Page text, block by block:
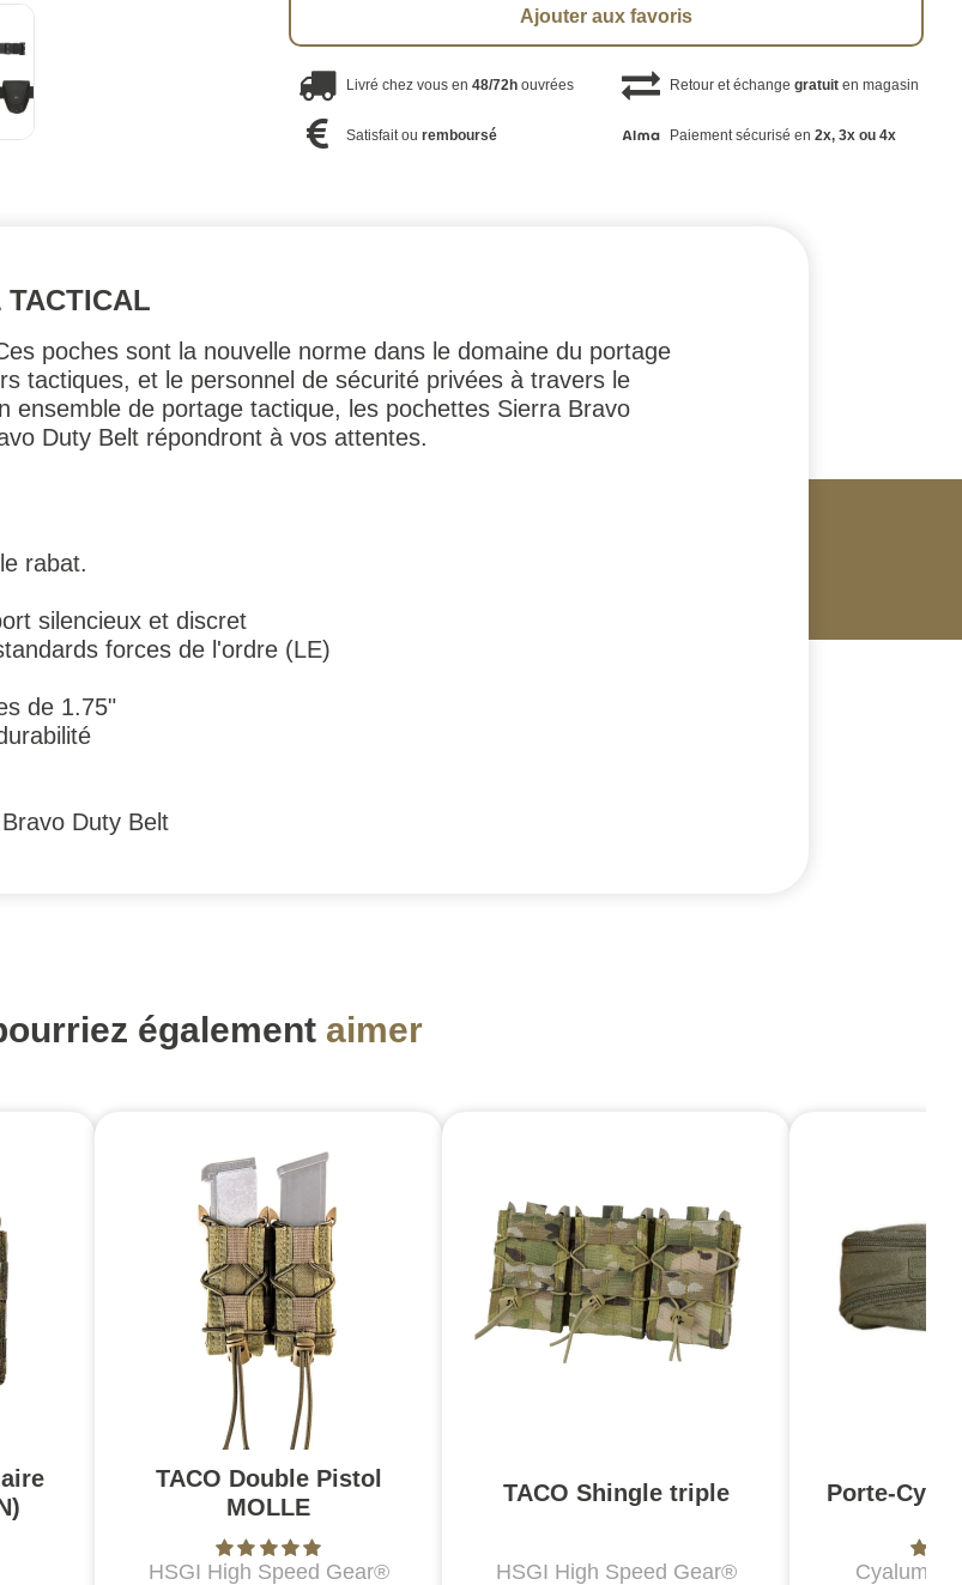
Ajouter aux favoris
Livré chez vous en48/72h ouvrées Retour et échange gratuiten magasin
Satisfait ouremboursé Paiement sécurisé en 2x, 3x ou 4x
TACTICAL
poches sont la nouvelle norme dans le domaine du portage
tactiques, et le personnel de sécurité privées à travers le
ensemble de portage tactique, les pochettes Sierra Bravo
Duty Belt répondront à vos attentes.
rabat.
silencieux et discret
forces de l'ordre (LE)
de 1.75"
Duty Belt
également aimer
TACO Double Pistol
MOLLE
HSGI High Speed Gear®
TACO Shingle triple
HSGI High Speed Gear®
Porte-
Cyalume